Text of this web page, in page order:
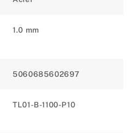
1.0 mm
5060685602697
TL01-B-1100-P10